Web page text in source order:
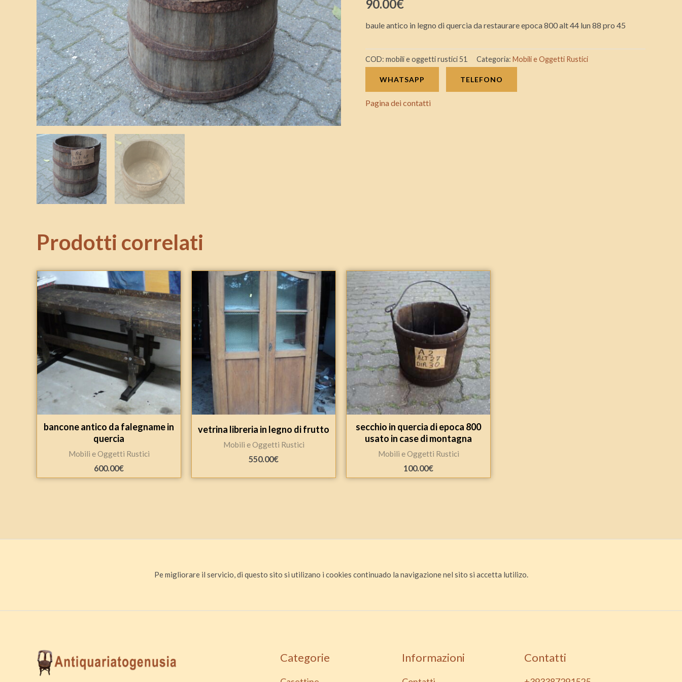
90.00€
baule antico in legno di quercia da restaurare epoca 800 alt 44 lun 88 pro 45
900
con
A6
quantità
COD: mobili e oggetti rustici 51 Categoria: Mobili e Oggetti Rustici
WHATSAPP TELEFONO
Pagina dei contatti
Prodotti correlati
bancone antico da falegname in
quercia
Mobili e Oggetti Rustici
600.00€
vetrina libreria in legno di frutto
Mobili e Oggetti Rustici
550.00€
secchio in quercia di epoca 800
usato in case di montagna
Mobili e Oggetti Rustici
100.00€
Pe migliorare il servicio, di questo sito si utilizano i cookies continuado la navigazione nel sito si accetta lutilizo.
Categorie Informazioni Contatti